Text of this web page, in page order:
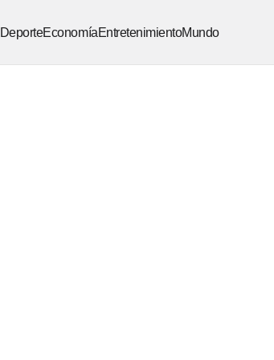
DeporteEconomíaEntretenimientoMundo